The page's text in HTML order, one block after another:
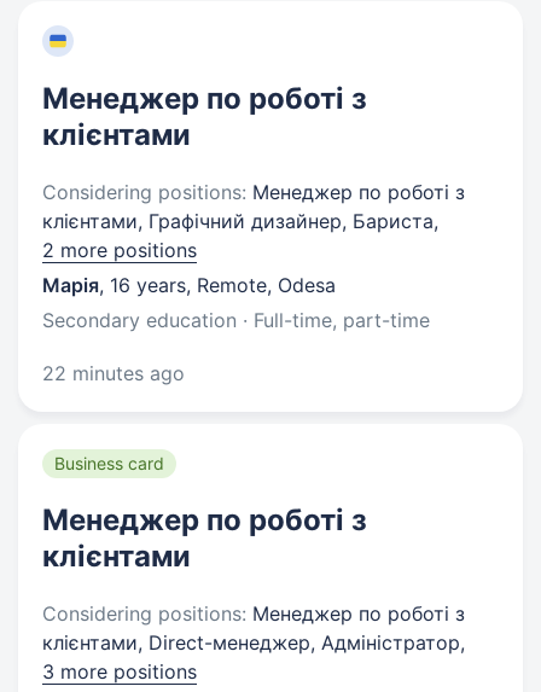
Менеджер по роботі з
клієнтами
Considering positions: Менеджер по роботі з
клієнтами, Графічний дизайнер, Бариста,
2 more positions
Марія, 16 years, Remote, Odesa
Secondary education · Full-time, part-time
22 minutes ago
Business card
Менеджер по роботі з
клієнтами
Considering positions: Менеджер по роботі з
клієнтами, Direct-менеджер, Адміністратор,
3 more positions